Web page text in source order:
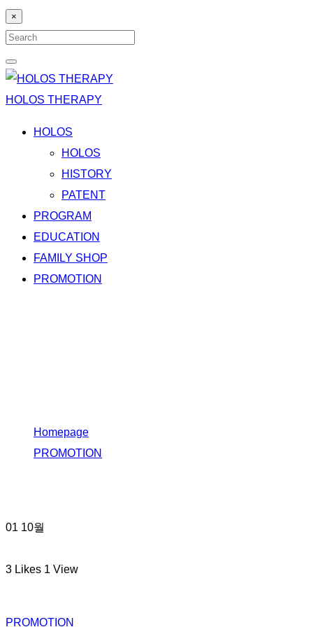
×
Search
for:
Search
HOLOS THERAPY
HOLOS
HOLOS
HISTORY
PATENT
PROGRAM
EDUCATION
FAMILY SHOP
PROMOTION
Homepage
PROMOTION
01 10월
3 Likes 1 View
PROMOTION